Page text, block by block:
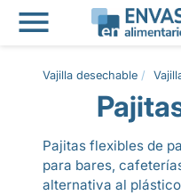

Vajilla desechable
Pajitas flexibles de
para bares,
alternativa al